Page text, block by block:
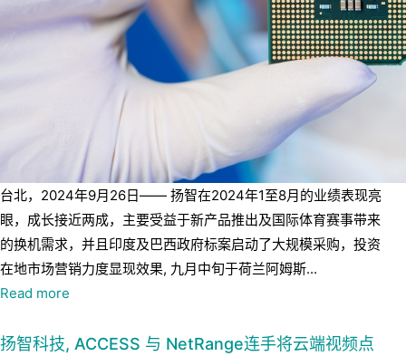
台北，2024年9月26日—— 扬智在2024年1至8月的业绩表现亮
眼，成长接近两成，主要受益于新产品推出及国际体育赛事带来
的换机需求，并且印度及巴西政府标案启动了大规模采购，投资
在地市场营销力度显现效果, 九月中旬于荷兰阿姆斯...
Read more
扬智科技, ACCESS 与 NetRange连手将云端视频点